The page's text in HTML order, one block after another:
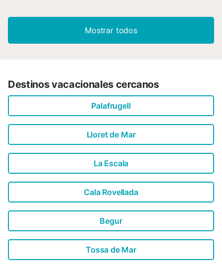
Mostrar todos
Destinos vacacionales cercanos
Palafrugell
Lloret de Mar
La Escala
Cala Rovellada
Begur
Tossa de Mar